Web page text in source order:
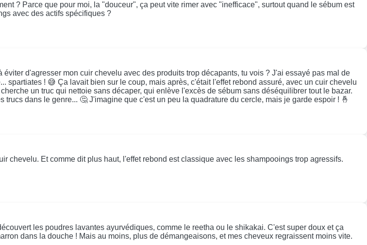
? Parce que pour moi, la "douceur", ça peut vite rimer avec "inefficace", surtout quand le sébum est
avec des actifs spécifiques ?
d'agresser mon cuir chevelu avec des produits trop décapants, tu vois ? J'ai essayé pas mal de
spartiates ! 😅 Ça lavait bien sur le coup, mais après, c'était l'effet rebond assuré, avec un cuir chevelu
un truc qui nettoie sans décaper, qui enlève l'excès de sébum sans déséquilibrer tout le bazar.
dans le genre... 🤔 J'imagine que c'est un peu la quadrature du cercle, mais je garde espoir ! 🤞
chevelu. Et comme dit plus haut, l'effet rebond est classique avec les shampooings trop agressifs.
les poudres lavantes ayurvédiques, comme le reetha ou le shikakai. C'est super doux et ça
dans la douche ! Mais au moins, plus de démangeaisons, et mes cheveux regraissent moins vite.